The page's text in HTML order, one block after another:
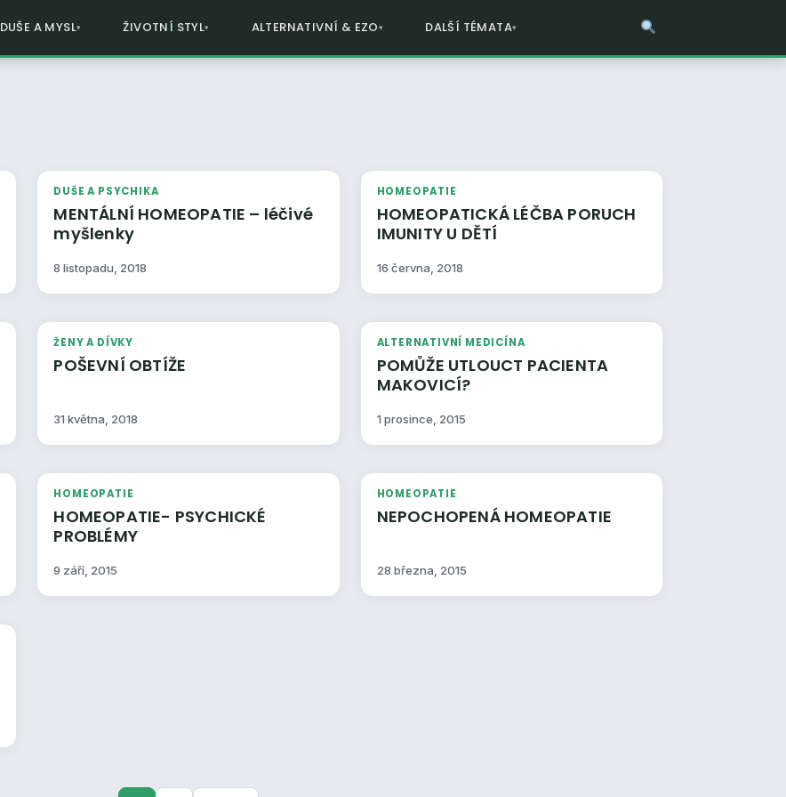
DUŠE A MYSL ŽIVOTNÍ STYL ALTERNATIVNÍ & EZO DALŠÍ TÉMATA
DUŠE A PSYCHIKA
MENTÁLNÍ HOMEOPATIE – léčivé
myšlenky
8 listopadu, 2018
HOMEOPATIE
HOMEOPATICKÁ LÉČBA PORUCH
IMUNITY U DĚTÍ
16 června, 2018
ŽENY A DÍVKY
POŠEVNÍ OBTÍŽE
31 května, 2018
ALTERNATIVNÍ MEDICÍNA
POMŮŽE UTLOUCT PACIENTA
MAKOVICÍ?
1 prosince, 2015
HOMEOPATIE
HOMEOPATIE- PSYCHICKÉ
PROBLÉMY
9 září, 2015
HOMEOPATIE
NEPOCHOPENÁ HOMEOPATIE
28 března, 2015